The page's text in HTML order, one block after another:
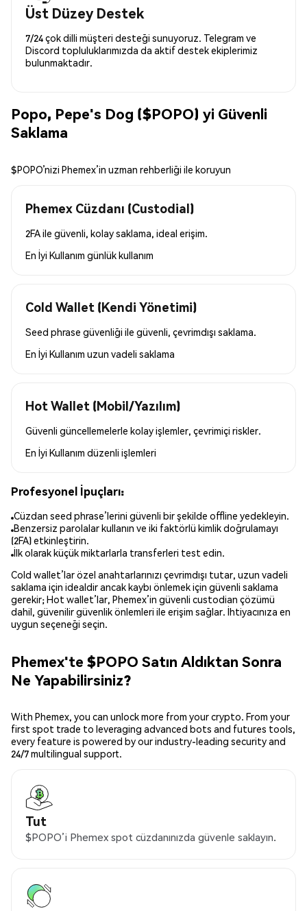
Üst Düzey Destek
7/24 çok dilli müşteri desteği sunuyoruz. Telegram ve
Discord topluluklarımızda da aktif destek ekiplerimiz
bulunmaktadır.
Popo, Pepe's Dog ($POPO) yi Güvenli
Saklama
$POPO’nizi Phemex’in uzman rehberliği ile koruyun
Phemex Cüzdanı (Custodial)
2FA ile güvenli, kolay saklama, ideal erişim.
En İyi Kullanım günlük kullanım
Cold Wallet (Kendi Yönetimi)
Seed phrase güvenliği ile güvenli, çevrimdışı saklama.
En İyi Kullanım uzun vadeli saklama
Hot Wallet (Mobil/Yazılım)
Güvenli güncellemelerle kolay işlemler, çevrimiçi riskler.
En İyi Kullanım düzenli işlemleri
Profesyonel İpuçları:
Cüzdan seed phrase’lerini güvenli bir şekilde offline yedekleyin.
Benzersiz parolalar kullanın ve iki faktörlü kimlik doğrulamayı
(2FA) etkinleştirin.
İlk olarak küçük miktarlarla transferleri test edin.
Cold wallet’lar özel anahtarlarınızı çevrimdışı tutar, uzun vadeli
saklama için idealdir ancak kaybı önlemek için güvenli saklama
gerekir; Hot wallet’lar, Phemex’in güvenli custodian çözümü
dahil, güvenilir güvenlik önlemleri ile erişim sağlar. İhtiyacınıza en
uygun seçeneği seçin.
Phemex'te $POPO Satın Aldıktan Sonra
Ne Yapabilirsiniz?
With Phemex, you can unlock more from your crypto. From your
first spot trade to leveraging advanced bots and futures tools,
every feature is powered by our industry-leading security and
24/7 multilingual support.
Tut
$POPO’i Phemex spot cüzdanınızda güvenle saklayın.